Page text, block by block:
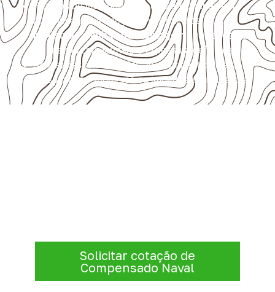
Projetos de transporte que utilizam chapas em
revestimentos e componentes internos.
Indústrias e linhas de montagem
que necessitam
de chapas com formato e espessura definidos.
Aplicações relacionadas ao setor náutico, sem
presumir uso submerso ou impermeabilidade total.
Solicitar cotação de
Compensado Naval